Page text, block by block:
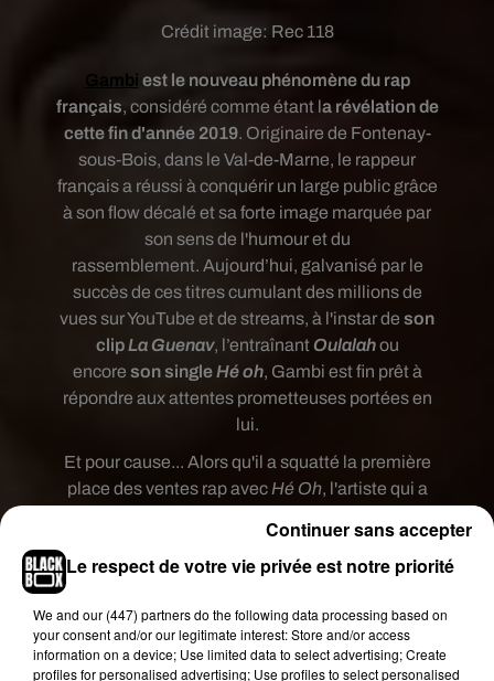
Crédit image: Rec 118
Gambi est le nouveau phénomène du rap
français, considéré comme étant la révélation de
cette fin d'année 2019. Originaire de Fontenay-
sous-Bois, dans le Val-de-Marne, le rappeur
français a réussi à conquérir un large public grâce
à son flow décalé et sa forte image marquée par
son sens de l'humour et du
rassemblement. Aujourd’hui, galvanisé par le
succès de ces titres cumulant des millions de
vues sur YouTube et de streams, à l'instar de son
clipLa Guenav, l’entraînant Oulalah ou
encore son singleHé oh, Gambi est fin prêt à
répondre aux attentes prometteuses portées en
lui.
Et pour cause... Alors qu'il a squatté la première
place des ventes rap avec Hé Oh, l'artiste qui a
C’est moi Mbappé, passe au niveau
supérieur avecson dernier tubePopopop , qui
mondial Spotify , dès le jour de sa sortie en
octobre dernier. S'il a réalisé le 9ème meilleur
démarrage mondial avec 875 000 streams,
Le respect de votre vie privée est notre priorité
We and our (447) partnersdo the following data processing based on
your consent and/or our legitimate interest: Store and/or access
information on a device; Use limited data to select advertising; Create
profiles for personalised advertising; Use profiles to select personalised
Continuer sans accepter